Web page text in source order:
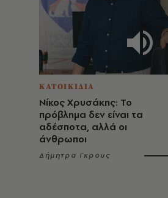
ΚΑΤΟΙΚΙΔΙΑ
Νίκος Χρυσάκης: Το
πρόβλημα δεν είναι τα
αδέσποτα, αλλά οι
άνθρωποι
Δήμητρα Γκρους